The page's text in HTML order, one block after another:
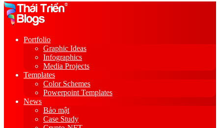
Portfolio
Graphic Ideas
Infographics
Media Projects
Templates
Color Schemes
Powerpoint Templates
News
Bảo mật
Case Study